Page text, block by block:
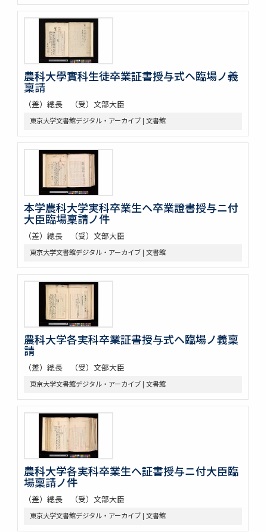
農科大學實科生徒卒業証書授与式ヘ臨場ノ義
稟請
（差）總長 （受）文部大臣
東京大学文書館デジタル・アーカイブ | 文書館
本学農科大学実科卒業生ヘ卒業證書授与ニ付
大臣臨場稟請ノ件
（差）總長 （受）文部大臣
東京大学文書館デジタル・アーカイブ | 文書館
農科大学各実科卒業証書授与式ヘ臨場ノ義稟
請
（差）總長 （受）文部大臣
東京大学文書館デジタル・アーカイブ | 文書館
農科大学各実科卒業生ヘ証書授与ニ付大臣臨
場稟請ノ件
（差）總長 （受）文部大臣
東京大学文書館デジタル・アーカイブ | 文書館